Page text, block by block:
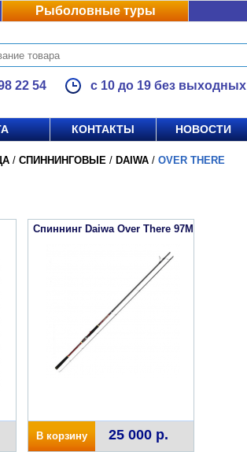
Рыболовные туры
22 54 с 10 до 19 без выходных
КОНТАКТЫ НОВОСТИ
/ СПИННИНГОВЫЕ / DAIWA / OVER THERE
Спиннинг Daiwa Over There 97M
В корзину 25 000 р.